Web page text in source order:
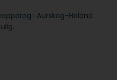
i Aurskog-Høland